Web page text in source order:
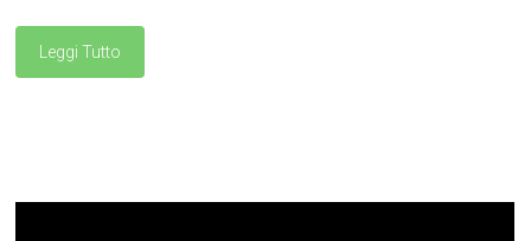
Leggi Tutto